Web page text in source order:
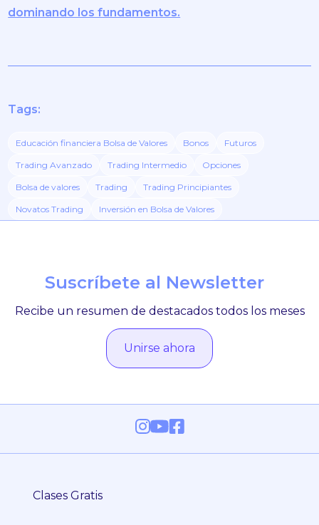
dominando los fundamentos.
Tags:
Educación financiera Bolsa de Valores Bonos Futuros
Trading Avanzado Trading Intermedio Opciones
Bolsa de valores Trading Trading Principiantes
Novatos Trading Inversión en Bolsa de Valores
Suscríbete al Newsletter
Recibe un resumen de destacados todos los meses
Unirse ahora
Clases Gratis